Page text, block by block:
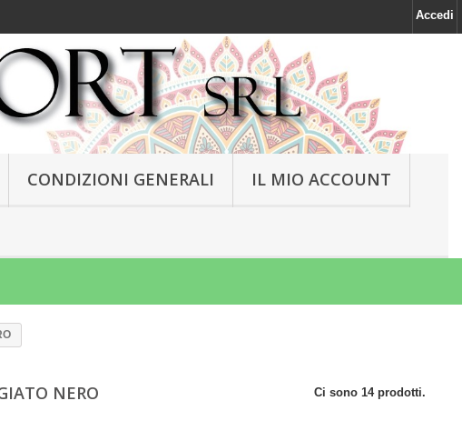
Accedi
CONDIZIONI GENERALI IL MIO ACCOUNT
NERO Ci sono 14 prodotti.